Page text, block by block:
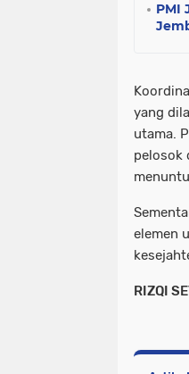
PMI
yang
utama.
pelosok
elemen
RIZQI